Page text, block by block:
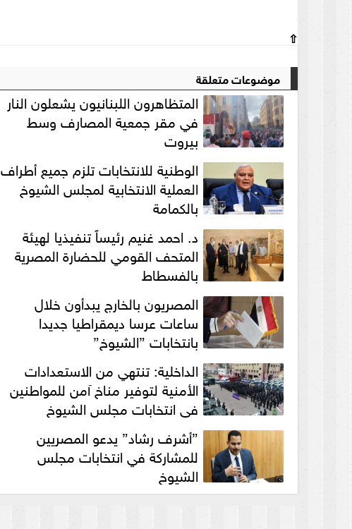
⇧
موضوعات متعلقة
المتظاهرون اللبنانيون يشعلون النار
في مقر جمعية المصارف وسط
بيروت
الوطنية للانتخابات تلزم جميع أطراف
العملية الانتخابية لمجلس الشيوخ
بالكمامة
د. احمد غنيم رئيساً تنفيذيا لهيئة
المتحف القومي للحضارة المصرية
بالفسطاط
المصريون بالخارج يبدأون خلال
ساعات عرسا ديمقراطيا جديدا
بانتخابات ”الشيوخ”
الداخلية: تنتهي من الاستعدادات
الأمنية لتوفير مناخ آمن للمواطنين
في انتخابات مجلس الشيوخ
”أشرف رشاد” يدعو المصريين
للمشاركة في انتخابات مجلس
الشيوخ